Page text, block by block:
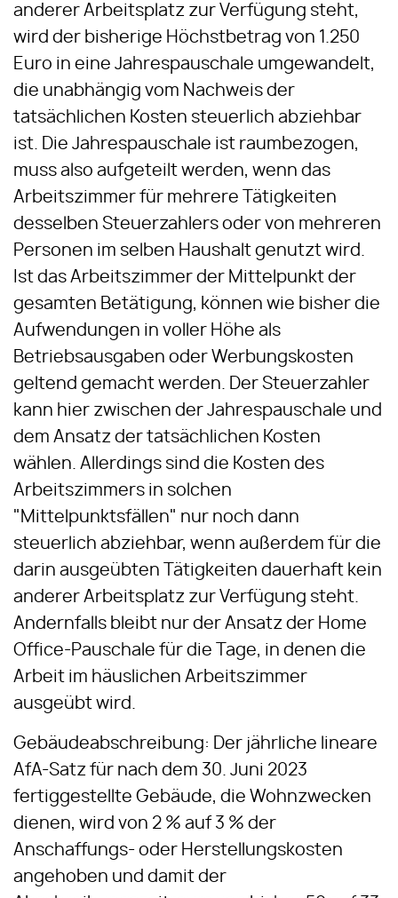
anderer Arbeitsplatz zur Verfügung steht,
wird der bisherige Höchstbetrag von 1.250
Euro in eine Jahrespauschale umgewandelt,
die unabhängig vom Nachweis der
tatsächlichen Kosten steuerlich abziehbar
ist. Die Jahrespauschale ist raumbezogen,
muss also aufgeteilt werden, wenn das
Arbeitszimmer für mehrere Tätigkeiten
desselben Steuerzahlers oder von mehreren
Personen im selben Haushalt genutzt wird.
Ist das Arbeitszimmer der Mittelpunkt der
gesamten Betätigung, können wie bisher die
Aufwendungen in voller Höhe als
Betriebsausgaben oder Werbungskosten
geltend gemacht werden. Der Steuerzahler
kann hier zwischen der Jahrespauschale und
dem Ansatz der tatsächlichen Kosten
wählen. Allerdings sind die Kosten des
Arbeitszimmers in solchen
"Mittelpunktsfällen" nur noch dann
steuerlich abziehbar, wenn außerdem für die
darin ausgeübten Tätigkeiten dauerhaft kein
anderer Arbeitsplatz zur Verfügung steht.
Andernfalls bleibt nur der Ansatz der Home
Office-Pauschale für die Tage, in denen die
Arbeit im häuslichen Arbeitszimmer
ausgeübt wird.
Gebäudeabschreibung: Der jährliche lineare
AfA-Satz für nach dem 30. Juni 2023
fertiggestellte Gebäude, die Wohnzwecken
dienen, wird von 2 % auf 3 % der
Anschaffungs- oder Herstellungskosten
angehoben und damit der